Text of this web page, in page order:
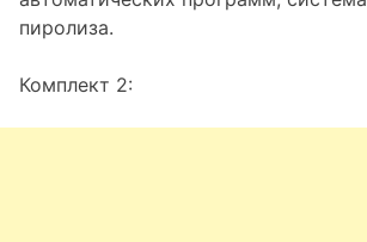
пиролиза.
Комплект 2: